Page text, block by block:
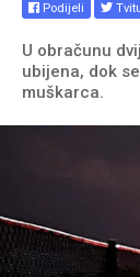
Podijeli
U obračunu
ubijena, dok
muškarca.